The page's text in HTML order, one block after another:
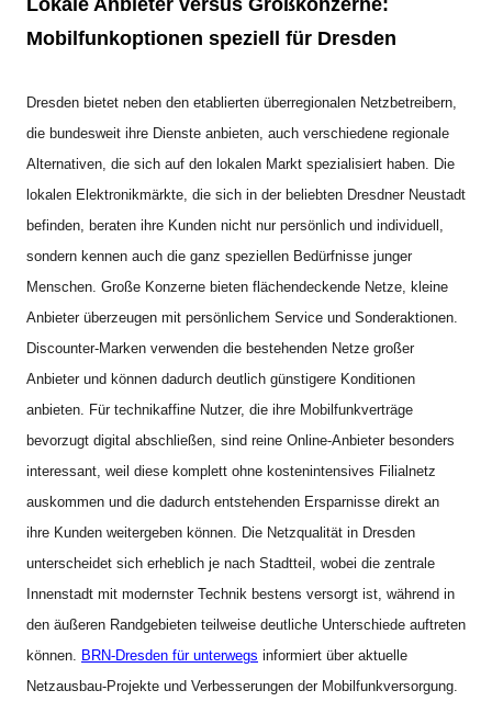
Lokale Anbieter versus Großkonzerne:
Mobilfunkoptionen speziell für Dresden
Dresden bietet neben den etablierten überregionalen Netzbetreibern,
die bundesweit ihre Dienste anbieten, auch verschiedene regionale
Alternativen, die sich auf den lokalen Markt spezialisiert haben. Die
lokalen Elektronikmärkte, die sich in der beliebten Dresdner Neustadt
befinden, beraten ihre Kunden nicht nur persönlich und individuell,
sondern kennen auch die ganz speziellen Bedürfnisse junger
Menschen. Große Konzerne bieten flächendeckende Netze, kleine
Anbieter überzeugen mit persönlichem Service und Sonderaktionen.
Discounter-Marken verwenden die bestehenden Netze großer
Anbieter und können dadurch deutlich günstigere Konditionen
anbieten. Für technikaffine Nutzer, die ihre Mobilfunkverträge
bevorzugt digital abschließen, sind reine Online-Anbieter besonders
interessant, weil diese komplett ohne kostenintensives Filialnetz
auskommen und die dadurch entstehenden Ersparnisse direkt an
ihre Kunden weitergeben können. Die Netzqualität in Dresden
unterscheidet sich erheblich je nach Stadtteil, wobei die zentrale
Innenstadt mit modernster Technik bestens versorgt ist, während in
den äußeren Randgebieten teilweise deutliche Unterschiede auftreten
können. BRN-Dresden für unterwegs informiert über aktuelle
Netzausbau-Projekte und Verbesserungen der Mobilfunkversorgung.